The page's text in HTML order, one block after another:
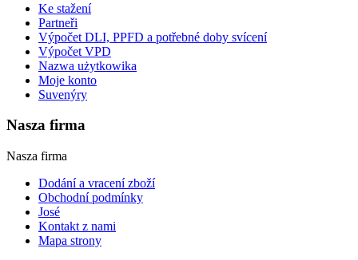
Ke stažení
Partneři
Výpočet DLI, PPFD a potřebné doby svícení
Výpočet VPD
Nazwa użytkowika
Moje konto
Suvenýry
Nasza firma
Nasza firma
Dodání a vracení zboží
Obchodní podmínky
José
Kontakt z nami
Mapa strony